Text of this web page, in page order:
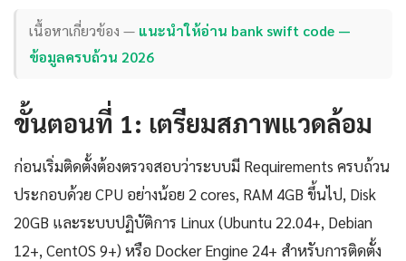
เนื้อหาเกี่ยวข้อง — แนะนำให้อ่าน bank swift code —
ข้อมูลครบถ้วน 2026
ขั้นตอนที่ 1: เตรียมสภาพแวดล้อม
ก่อนเริ่มติดตั้งต้องตรวจสอบว่าระบบมี Requirements ครบถ้วน
ประกอบด้วย CPU อย่างน้อย 2 cores, RAM 4GB ขึ้นไป, Disk
20GB และระบบปฏิบัติการ Linux (Ubuntu 22.04+, Debian
12+, CentOS 9+) หรือ Docker Engine 24+ สำหรับการติดตั้ง